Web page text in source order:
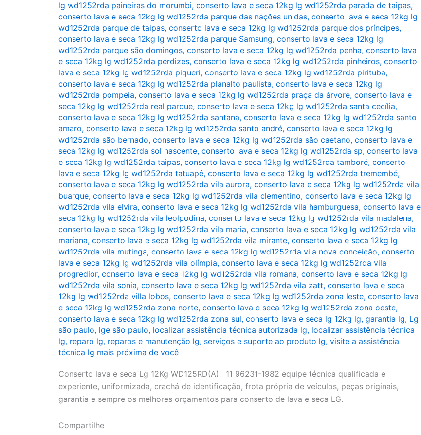
lg wd1252rda paineiras do morumbi, conserto lava e seca 12kg lg wd1252rda parada de taipas,
conserto lava e seca 12kg lg wd1252rda parque das nações unidas, conserto lava e seca 12kg lg
wd1252rda parque de taipas, conserto lava e seca 12kg lg wd1252rda parque dos príncipes,
conserto lava e seca 12kg lg wd1252rda parque Samsung, conserto lava e seca 12kg lg
wd1252rda parque são domingos, conserto lava e seca 12kg lg wd1252rda penha, conserto lava
e seca 12kg lg wd1252rda perdizes, conserto lava e seca 12kg lg wd1252rda pinheiros, conserto
lava e seca 12kg lg wd1252rda piqueri, conserto lava e seca 12kg lg wd1252rda pirituba,
conserto lava e seca 12kg lg wd1252rda planalto paulista, conserto lava e seca 12kg lg
wd1252rda pompeia, conserto lava e seca 12kg lg wd1252rda praça da árvore, conserto lava e
seca 12kg lg wd1252rda real parque, conserto lava e seca 12kg lg wd1252rda santa cecília,
conserto lava e seca 12kg lg wd1252rda santana, conserto lava e seca 12kg lg wd1252rda santo
amaro, conserto lava e seca 12kg lg wd1252rda santo andré, conserto lava e seca 12kg lg
wd1252rda são bernado, conserto lava e seca 12kg lg wd1252rda são caetano, conserto lava e
seca 12kg lg wd1252rda sol nascente, conserto lava e seca 12kg lg wd1252rda sp, conserto lava
e seca 12kg lg wd1252rda taipas, conserto lava e seca 12kg lg wd1252rda tamboré, conserto
lava e seca 12kg lg wd1252rda tatuapé, conserto lava e seca 12kg lg wd1252rda tremembé,
conserto lava e seca 12kg lg wd1252rda vila aurora, conserto lava e seca 12kg lg wd1252rda vila
buarque, conserto lava e seca 12kg lg wd1252rda vila clementino, conserto lava e seca 12kg lg
wd1252rda vila elvira, conserto lava e seca 12kg lg wd1252rda vila hamburguesa, conserto lava e
seca 12kg lg wd1252rda vila leolpodina, conserto lava e seca 12kg lg wd1252rda vila madalena,
conserto lava e seca 12kg lg wd1252rda vila maria, conserto lava e seca 12kg lg wd1252rda vila
mariana, conserto lava e seca 12kg lg wd1252rda vila mirante, conserto lava e seca 12kg lg
wd1252rda vila mutinga, conserto lava e seca 12kg lg wd1252rda vila nova conceição, conserto
lava e seca 12kg lg wd1252rda vila olímpia, conserto lava e seca 12kg lg wd1252rda vila
progredior, conserto lava e seca 12kg lg wd1252rda vila romana, conserto lava e seca 12kg lg
wd1252rda vila sonia, conserto lava e seca 12kg lg wd1252rda vila zatt, conserto lava e seca
12kg lg wd1252rda villa lobos, conserto lava e seca 12kg lg wd1252rda zona leste, conserto lava
e seca 12kg lg wd1252rda zona norte, conserto lava e seca 12kg lg wd1252rda zona oeste,
conserto lava e seca 12kg lg wd1252rda zona sul, conserto lava e seca lg 12kg lg, garantia lg, Lg
são paulo, lge são paulo, localizar assistência técnica autorizada lg, localizar assistência técnica
lg, reparo lg, reparos e manutenção lg, serviços e suporte ao produto lg, visite a assistência
técnica lg mais próxima de você
Conserto lava e seca Lg 12Kg WD125RD(A), 11 96231-1982 equipe técnica qualificada e
experiente, uniformizada, crachá de identificação, frota própria de veículos, peças originais,
garantia e sempre os melhores orçamentos para conserto de lava e seca LG.
Compartilhe